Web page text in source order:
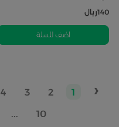
140ريال
اضف للسلة
‹
1
2
3
4
10
...